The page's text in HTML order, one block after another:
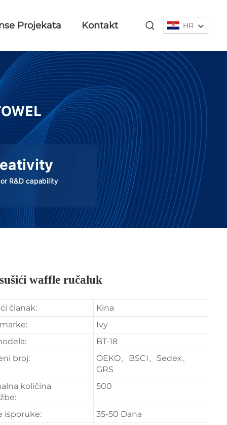
Projekata Kontakt HR
waffle ručaluk
članak:
Kina
Ivy
BT-18
broj:
OEKO、BSCI、Sedex、
GRS
količina
500
isporuke: 35-50 Dana